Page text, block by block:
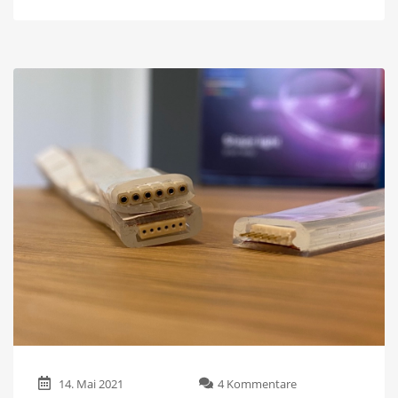
14. Mai 2021 4 Kommentarezu